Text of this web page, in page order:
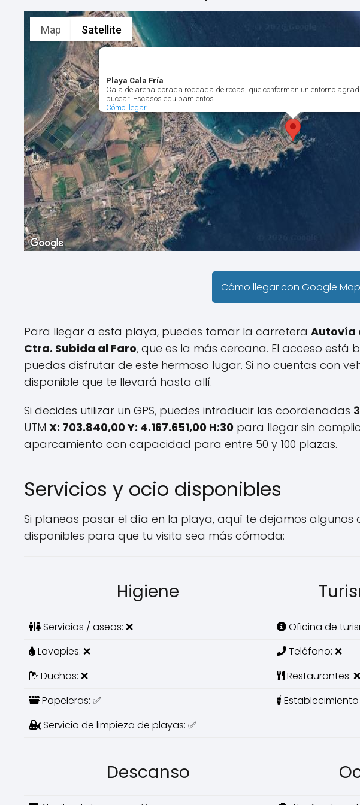
Playa Cala Fría
Cala de arena dorada rodeada de rocas, que conforman un entorno
bucear. Escasos equipamientos.
Cómo llegar
Map Satellite
Cómo llegar con Google
Para llegar a esta playa, puedes tomar la carretera Autovía
Ctra. Subida al Faro, que es la más cercana. El acceso está
puedas disfrutar de este hermoso lugar. Si no cuentas con
disponible que te llevará hasta allí.
Si decides utilizar un GPS, puedes introducir las coordenadas
UTM X: 703.840,00 Y: 4.167.651,00 H:30 para llegar sin
aparcamiento con capacidad para entre 50 y 100 plazas.
Servicios y ocio disponibles
Si planeas pasar el día en la playa, aquí te dejamos algunos
disponibles para que tu visita sea más cómoda:
Higiene
Servicios / aseos: ❌
Oficina de
Lavapies: ❌
Teléfono: ❌
Duchas: ❌
Restaurantes: ❌
Papeleras: ✅
Servicio de limpieza de playas: ✅
Descanso